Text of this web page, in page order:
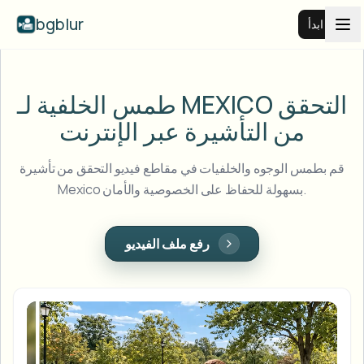
bgblur ابدأ
عرض جميع الأمثلة
تصفح مكتبة الأمثلة الكاملة
طمس الوجه
طمس لوحة السيارة
Browse every blur tool in one place
المدارس والتعليم
الموارد
طمس الخلفية لـ MEXICOالتحقق
من التأشيرة عبر الإنترنت
قم بطمس الوجوه والخلفيات في مقاطع فيديو التحقق من تأشيرة
Mexico بسهولة للحفاظ على الخصوصية والأمان.
رفع ملف الفيديو